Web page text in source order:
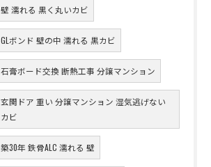
壁 濡れる 黒く丸いカビ
GLボンド 壁の中 濡れる 黒カビ
石膏ボード交換 断熱工事 分譲マンション
玄関ドア 重い 分譲マンション 湿気逃げない
カビ
築30年 鉄骨ALC 濡れる 壁